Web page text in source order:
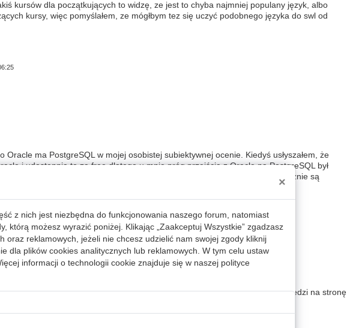
kursów dla początkujących to widzę, ze jest to chyba najmniej populany język, albo
kursy, więc pomyślałem, ze mógłbym tez się uczyć podobnego języka do swl od
Oracle ma PostgreSQL w mojej osobistej subiektywnej ocenie. Kiedyś usłyszałem, że
i udostępnia to za free dlatego u mnie próg przejścia z Oracle na PostgreSQL był
znacznie odbiegają od Oracle (składniowo) bo funkcjonalności przeważnie są
Liczba odpowiedzi na stronę
×
z nich jest niezbędna do funkcjonowania naszego forum, natomiast
którą możesz wyrazić poniżej. Klikając „Zaakceptuj Wszystkie” zgadzasz
reklamowych, jeżeli nie chcesz udzielić nam swojej zgody kliknij
dla plików cookies analitycznych lub reklamowych. W tym celu ustaw
informacji o technologii cookie znajduje się w naszej polityce